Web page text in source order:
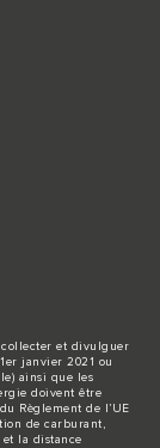
collecter et divulguer
janvier 2021 ou
ainsi que les
doivent être
Règlement de l’UE
de carburant,
et la distance